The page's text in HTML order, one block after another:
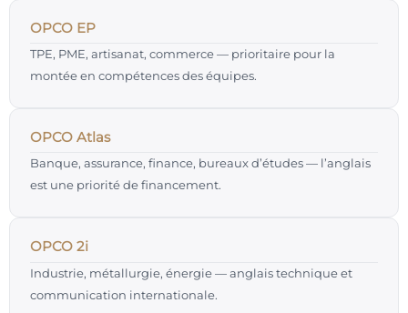
OPCO EP
TPE, PME, artisanat, commerce — prioritaire pour la
montée en compétences des équipes.
OPCO Atlas
Banque, assurance, finance, bureaux d’études — l’anglais
est une priorité de financement.
OPCO 2i
Industrie, métallurgie, énergie — anglais technique et
communication internationale.